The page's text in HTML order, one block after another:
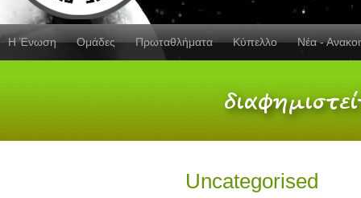
Η Ένωση Ομάδες Πρωταθλήματα Κύπελλο Νέα -
Uncategorised